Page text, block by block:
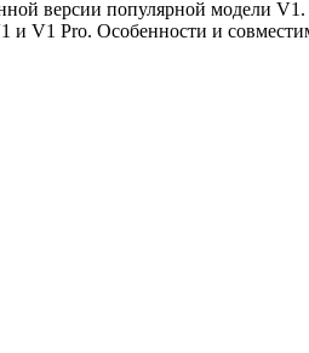
версии популярной модели
V1 Pro. Особенности и